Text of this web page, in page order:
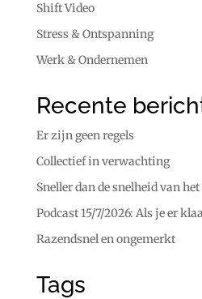
Shift Video
Stress & Ontspanning
Werk & Ondernemen
Recente
Er zijn geen regels
Collectief in verwachting
Sneller dan de snelheid van
Podcast 15/7/2026: Als je er
Razendsnel en ongemerkt
Tags